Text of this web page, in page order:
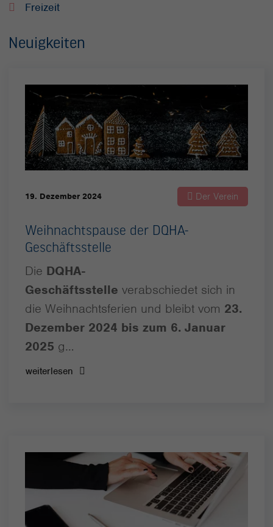
Freizeit
Neuigkeiten
19. Dezember 2024 Der Verein
Weihnachtspause der DQHA-
Geschäftsstelle
Die DQHA-
Geschäftsstelle verabschiedet sich in
die Weihnachtsferien und bleibt vom 23.
Dezember 2024 bis zum 6. Januar
2025 g…
weiterlesen